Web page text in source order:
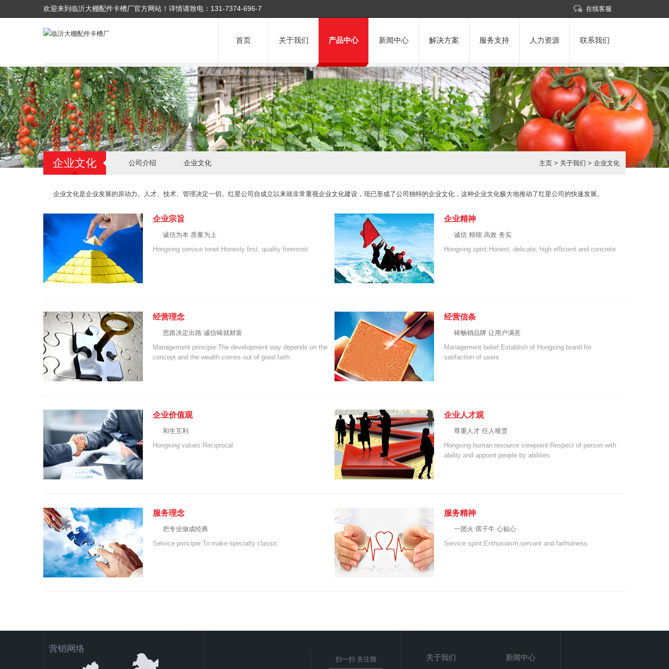
欢迎来到临沂大棚配件卡槽厂官方网站！ 详情请致电： 131-7374-696-7 在线客服
首页 关于我们 产品中心 新闻中心 解决方案 服务支持 人力资源 联系我们
企业文化 公司介绍 企业文化 主页 > 关于我们 >企业文化
企业文化是企业发展的原动力。人才、技术、管理决定一切。红星公司自成立以来就非常重视企业文化建设，现已形成了公司独特的企业文化，这种企业文化极大地推动了红星公司的快速发展。
企业宗旨
诚信为本 质量为上
Hongxing service tenet:Honesty first, quality foremost
企业精神
诚信 精细 高效 务实
Hongxing spirit:Honest, delicate, high efficient and concrete
经营理念
思路决定出路 诚信铸就财富
Management principie:The development way depends on the
concept and the wealth comes out of good faith
经营信条
铸畅销品牌 让用户满意
Management belief:Establish of Hongxing brand for
satifaction of users
企业价值观
和生互利
Hongxing values:Reciprocal
企业人才观
尊重人才 任人唯贤
Hongxing human resource viewpoint:Respect of person with
ability and appoint people by abilities
服务理念
把专业做成经典
Service principie:To make specialty classic
服务精神
一团火 孺子牛 心贴心
Service spirit:Enthusiasm,servant and faithulness
营销网络
扫一扫 关注我 关于我们 新闻中心